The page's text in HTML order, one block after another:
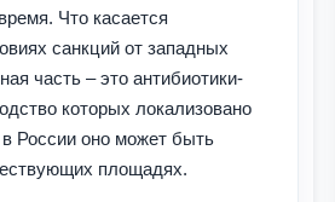
Что касается
санкций от западных
часть – это антибиотики-
которых локализовано
России оно может быть
площадях.